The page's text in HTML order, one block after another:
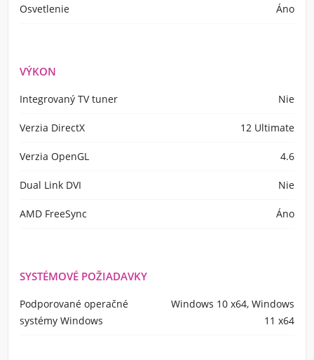
Osvetlenie Áno
VÝKON
Integrovaný TV tuner Nie
Verzia DirectX 12 Ultimate
Verzia OpenGL 4.6
Dual Link DVI Nie
AMD FreeSync Áno
SYSTÉMOVÉ POŽIADAVKY
Podporované operačné
systémy Windows
Windows 10 x64, Windows
11 x64